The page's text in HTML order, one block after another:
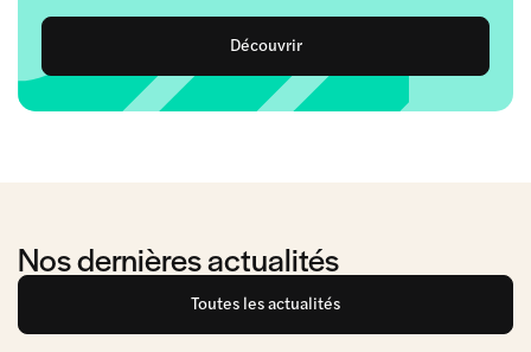
Découvrir
Nos dernières actualités
Toutes les actualités